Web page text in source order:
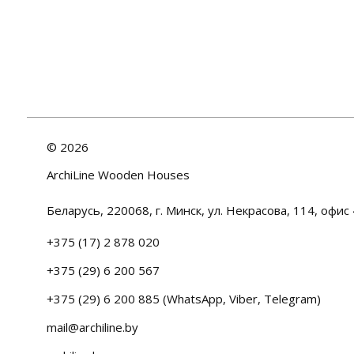
© 2026
ArchiLine Wooden Houses
Беларусь, 220068, г. Минск, ул. Некрасова, 114, офис
+375 (17) 2 878 020
+375 (29) 6 200 567
+375 (29) 6 200 885 (WhatsApp, Viber, Telegram)
mail@archiline.by